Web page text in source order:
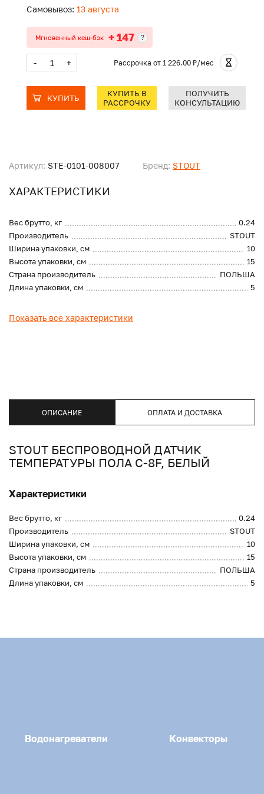
Артикул: STE-0101-008007 Бренд: STOUT
ХАРАКТЕРИСТИКИ
Вес брутто, кг
0.24
Производитель
STOUT
Ширина упаковки, см
10
Высота упаковки, см
15
Страна производитель
ПОЛЬША
Длина упаковки, см
5
Показать все характеристики
Самовывоз: 13 августа
Мгновенный кеш-бэк + 147 ?
- + Рассрочка от 1 226.00 ₽/мес
КУПИТЬ
КУПИТЬ В
РАССРОЧКУ
ПОЛУЧИТЬ
КОНСУЛЬТАЦИЮ
ОПИСАНИЕ ОПЛАТА И ДОСТАВКА
STOUT БЕСПРОВОДНОЙ ДАТЧИК
ТЕМПЕРАТУРЫ ПОЛА С-8F, БЕЛЫЙ
Характеристики
Вес брутто, кг
0.24
Производитель
STOUT
Ширина упаковки, см
10
Высота упаковки, см
15
Страна производитель
ПОЛЬША
Длина упаковки, см
5
Водонагреватели Конвекторы